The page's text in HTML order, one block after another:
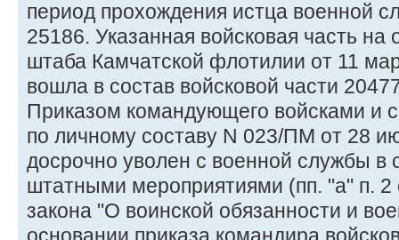
период прохождения истца военной
25186. Указанная войсковая часть на
штаба Камчатской флотилии от 11
вошла в состав войсковой части
Приказом командующего войсками и
по личному составу N 023/ПМ от 28
досрочно уволен с военной службы в
штатными мероприятиями (пп. "а" п. 2
закона "О воинской обязанности и
основании приказа командира